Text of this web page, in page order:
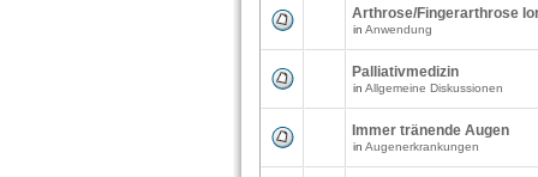
Arthrose/Fingerarthrose
in Anwendung
Palliativmedizin
in Allgemeine Diskussionen
Immer tränende Augen
in Augenerkrankungen